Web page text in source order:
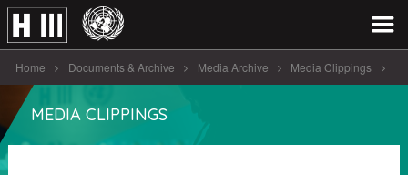
Home Documents & Archive Media Archive Media Clippings
Ban Ki-moon ya está en Ecuador [...]
MEDIA CLIPPINGS